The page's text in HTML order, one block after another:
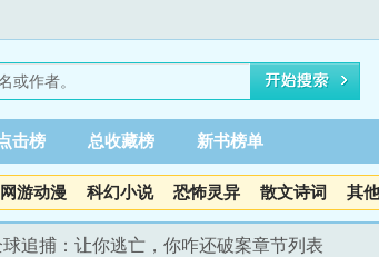
击榜 总收藏榜 新书榜单
网游动漫 科幻小说 恐怖灵异 散文诗词 其
球追捕：让你逃亡，你咋还破案章节列表